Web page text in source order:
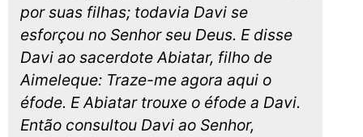
por suas filhas; todavia Davi se
esforçou no Senhor seu Deus. E disse
Davi ao sacerdote Abiatar, filho de
Aimeleque: Traze-me agora aqui o
éfode. E Abiatar trouxe o éfode a Davi.
Então consultou Davi ao Senhor,